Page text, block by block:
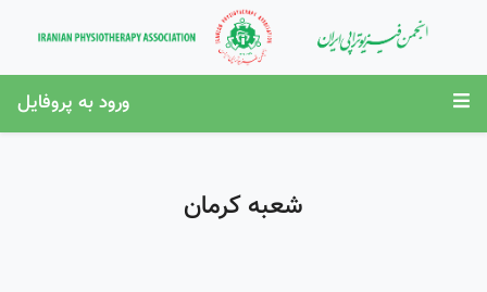
ورود به پروفایل
شعبه کرمان